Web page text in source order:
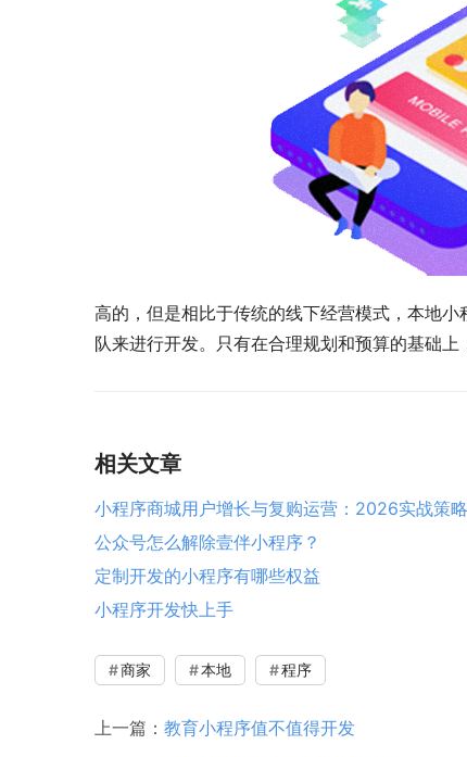
高的，但是相比于传统的线下经营模式，本地
队来进行开发。只有在合理规划和预算的基础
相关文章
小程序商城用户增长与复购运营：2026实战策
公众号怎么解除壹伴小程序？
定制开发的小程序有哪些权益
小程序开发快上手
商家 本地 程序
上一篇： 教育小程序值不值得开发